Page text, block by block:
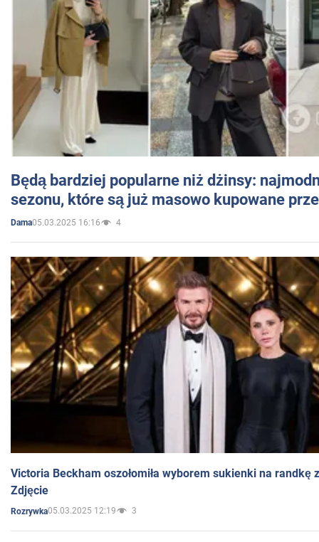
Będą bardziej popularne niż dżinsy:
sezonu, które są już masowo kupowane
Dama05.03.2025 16:16 4
Victoria Beckham oszołomiła wyborem sukienki na randkę
Zdjęcie
Rozrywka05.03.2025 12:19 3